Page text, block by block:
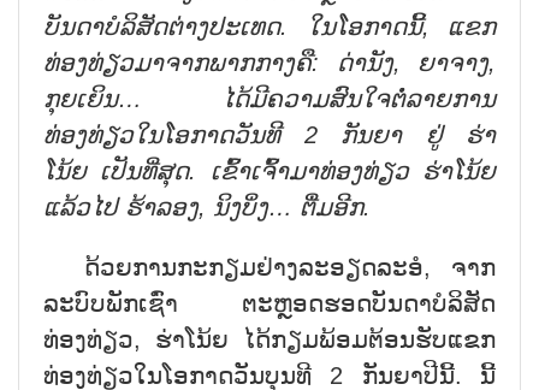
ບັນດາບໍລິສັດຕ່າງປະເທດ. ໃນໂອກາດນີ້, ແຂກ
ທ່ອງທ່ຽວມາຈາກພາກກາງຄື: ດ່ານັງ, ຍາຈາງ,
ກຸຍເຍິນ…
ໄດ້ມີຄວາມສົນໃຈຕໍ່ລາຍການ
ທ່ອງທ່ຽວໃນໂອກາດວັນທີ 2 ກັນຍາ
ຢູ່ ຮ່າ
ໂນ້ຍເປັນທີ່ສຸດ. ເຂົ້າເຈົ້າມາທ່ອງທ່ຽວ ຮ່າໂນ້ຍ
ແລ້ວໄປ ຮ້າລອງ, ນິງບິ່ງ… ຕື່ມອີກ.
ດ້ວຍການກະກຽມຢ່າງລະອຽດລະອໍ, ຈາກ
ລະບົບພັກເຊົ່າ ຕະຫຼອດຮອດບັນດາບໍລິສັດ
ທ່ອງທ່ຽວ, ຮ່າໂນ້ຍ ໄດ້ກຽມພ້ອມຕ້ອນຮັບແຂກ
ທ່ອງທ່ຽວໃນໂອກາດວັນບຸນທີ 2 ກັນຍາປີນີ້. ນີ້